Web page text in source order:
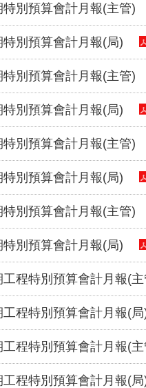
別預算會計月報(主管)
別預算會計月報(局)
別預算會計月報(主管)
別預算會計月報(局)
別預算會計月報(主管)
別預算會計月報(局)
別預算會計月報(主管)
別預算會計月報(局)
程特別預算會計月報(主
程特別預算會計月報(局
程特別預算會計月報(主
程特別預算會計月報(局